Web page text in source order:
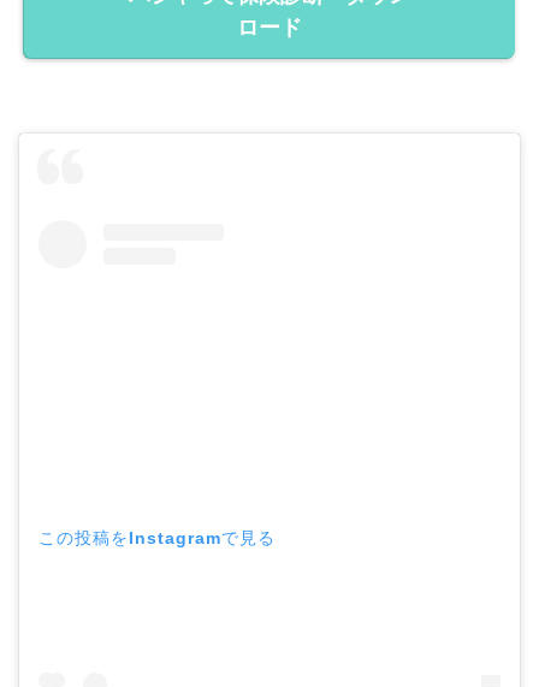
ロード
この投稿をInstagramで見る